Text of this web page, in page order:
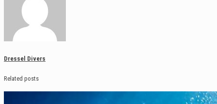
Dressel Divers
Related posts